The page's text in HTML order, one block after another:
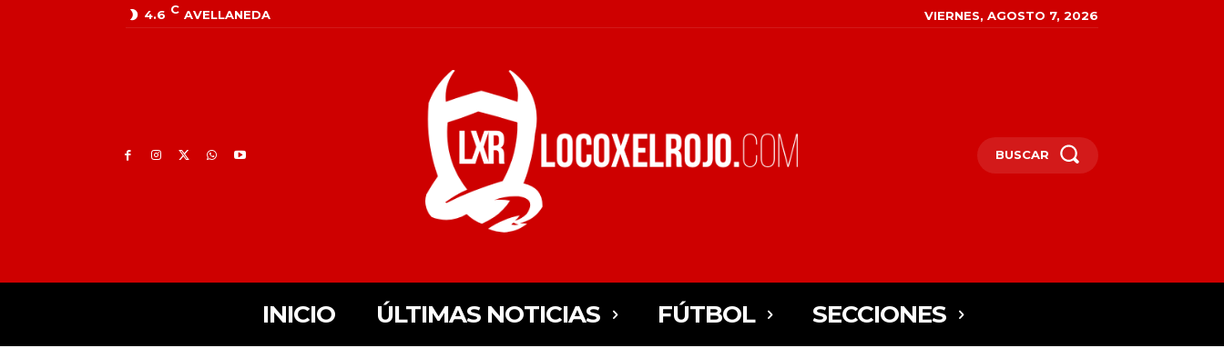
4.6 C AVELLANEDA VIERNES, AGOSTO 7, 2026
BUSCAR
INICIO ÚLTIMAS NOTICIAS FÚTBOL SECCIONES